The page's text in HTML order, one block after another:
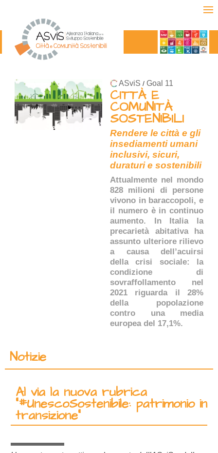
ASviS / Goal 11
CITTÀ E
COMUNITÀ
SOSTENIBILI
Rendere le città e gli
insediamenti umani
inclusivi, sicuri,
duraturi e sostenibili
Attualmente nel mondo
828 milioni di persone
vivono in baraccopoli, e
il numero è in continuo
aumento. In Italia la
precarietà abitativa ha
assunto ulteriore rilievo
a causa dell’acuirsi
della crisi sociale: la
condizione di
sovraffollamento nel
2021 riguarda il 28%
della popolazione
contro una media
europea del 17,1%.
Notizie
Al via la nuova rubrica
“#UnescoSostenibile: patrimonio in
transizione”